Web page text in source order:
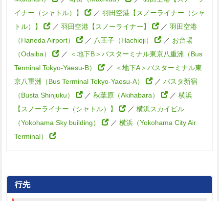
イナー（シャトル）】
／ 羽田空港【スノーライナー（シャ
トル）】
／ 羽田空港【スノーライナー】 ／ 羽田空港
（Haneda Airport）
／ 八王子（Hachioji） ／ お台場
（Odaiba）
／ ＜地下B＞バスターミナル東京八重洲（Bus
Terminal Tokyo-Yaesu-B）
／ ＜地下A＞バスターミナル東
京八重洲（Bus Terminal Tokyo-Yaesu-A）
／ バスタ新宿
（Busta Shinjuku）
／ 秋葉原（Akihabara） ／ 横浜
【スノーライナー（シャトル）】
／ 横浜スカイビル
（Yokohama Sky building）
／ 横浜（Yokohama City Air
Terminal）
行先